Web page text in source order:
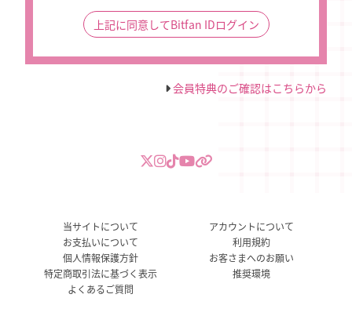
上記に同意してBitfan IDログイン
会員特典のご確認はこちらから
当サイトについて
アカウントについて
お支払いについて
利用規約
個人情報保護方針
お客さまへのお願い
特定商取引法に基づく表示
推奨環境
よくあるご質問